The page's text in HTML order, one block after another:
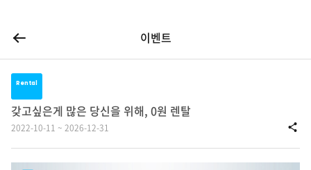
이벤트
Rental
갖고싶은게 많은 당신을 위해, 0원 렌탈
2022-10-11 ~ 2026-12-31